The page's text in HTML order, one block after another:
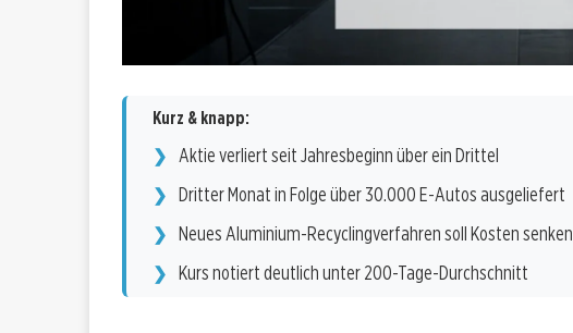
Kurz & knapp:
Aktie verliert seit Jahresbeginn über ein Drittel
Dritter Monat in Folge über 30.000 E-Autos ausgeliefert
Neues Aluminium-Recyclingverfahren soll Kosten senken
Kurs notiert deutlich unter 200-Tage-Durchschnitt